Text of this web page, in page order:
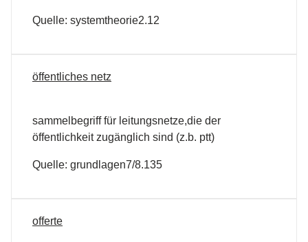
Quelle: systemtheorie2.12
öffentliches netz
sammelbegriff für leitungsnetze,die der
öffentlichkeit zugänglich sind (z.b. ptt)
Quelle: grundlagen7/8.135
offerte